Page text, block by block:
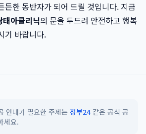
든한 동반자가 되어 드릴 것입니다. 지금
태아클리닉의 문을 두드려 안전하고 행복
기 바랍니다.
안내가 필요한 주제는 정부24 같은 공식 공
세요.